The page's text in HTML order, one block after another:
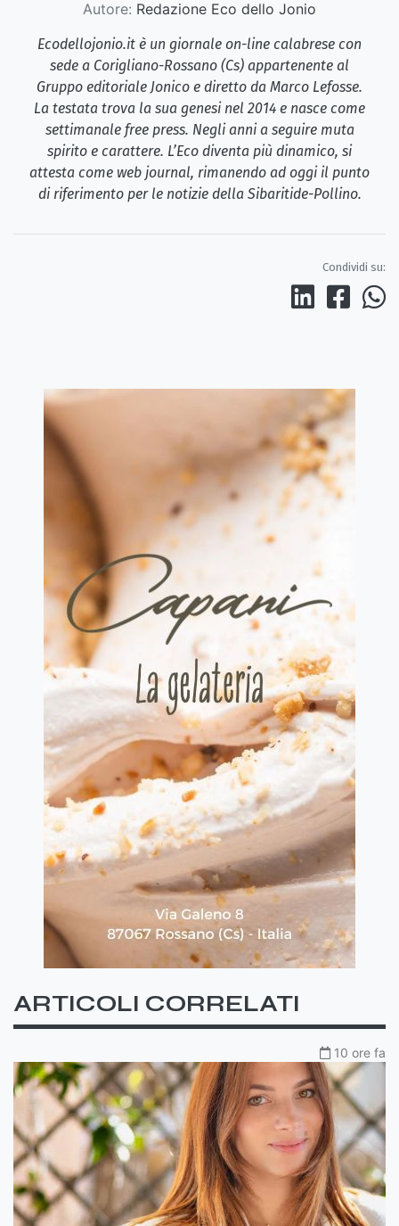
Autore: Redazione Eco dello Jonio
Ecodellojonio.it è un giornale on-line calabrese con
sede a Corigliano-Rossano (Cs) appartenente al
Gruppo editoriale Jonico e diretto da Marco Lefosse.
La testata trova la sua genesi nel 2014 e nasce come
settimanale free press. Negli anni a seguire muta
spirito e carattere. L’Eco diventa più dinamico, si
attesta come web journal, rimanendo ad oggi il punto
di riferimento per le notizie della Sibaritide-Pollino.
Condividi su:
ARTICOLI CORRELATI
10 ore fa